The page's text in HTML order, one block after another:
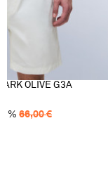
OLIVE G3A
% 66,00€